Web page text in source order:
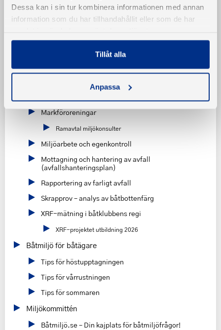
Dessa kan i sin tur kombinera informationen med annan
information som du har tillhandahållit eller som de har
Tillåt alla
Anpassa
Båtmiljö för båtklubbar
Båtbottensanering
Båtåtervinning – skrota din båt eller tvåtaktare
Havstulpanobservatör
Intygsmall Ren båtbotten
Markföroreningar
Ramavtal miljökonsulter
Miljöarbete och egenkontroll
Mottagning och hantering av avfall
(avfallshanteringsplan)
Rapportering av farligt avfall
Skrapprov – analys av båtbottenfärg
XRF-mätning i båtklubbens regi
XRF-projektet utbildning 2026
Båtmiljö för båtägare
Tips för höstupptagningen
Tips för vårrustningen
Tips för sommaren
Miljökommittén
Båtmiljö.se – Din kajplats för båtmiljöfrågor!